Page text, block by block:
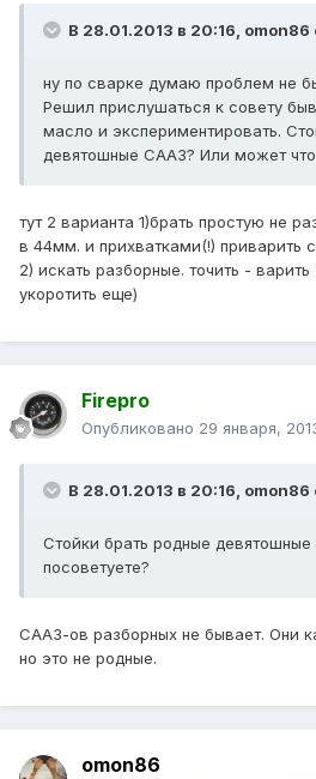
В 28.01.2013 в 20:16, omon86
ну по сварке думаю проблем не
Решил прислушаться к совету
масло и экспериментировать.
девятошные СААЗ? Или может что
тут 2 варианта 1)брать простую не
в 44мм. и прихватками(!) приварить
2) искать разборные. точить -
укоротить еще)
Firepro
Опубликовано 29 января,
В 28.01.2013 в 20:16, omon86
Стойки брать родные
посоветуете?
СААЗ-ов разборных не бывает. Они
но это не родные.
omon86